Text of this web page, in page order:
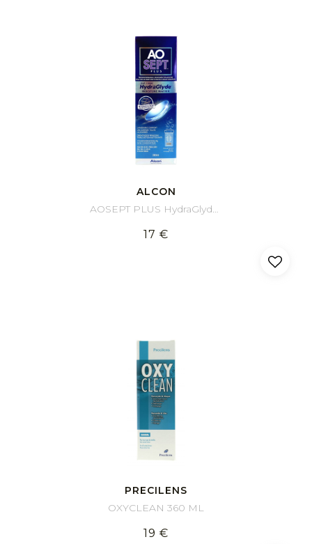
ALCON
AOSEPT PLUS HydraGlyde 360 ml
17 €
PRECILENS
OXYCLEAN 360 ML
19 €